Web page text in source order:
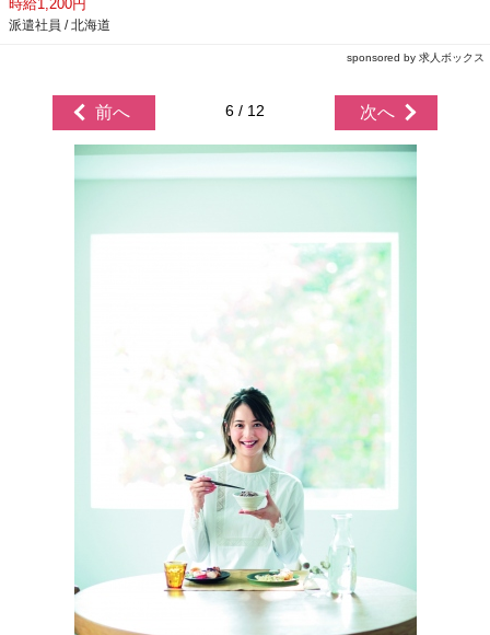
時給1,200円
派遣社員 / 北海道
sponsored by 求人ボックス
前へ 6 / 12 次へ